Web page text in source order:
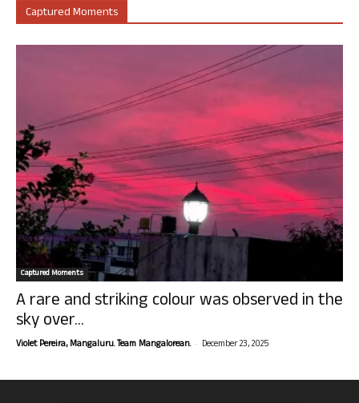
Captured Moments
Captured Moments
A rare and striking colour was observed in the
sky over...
Violet Pereira, Mangaluru. Team Mangalorean. - December 23, 2025